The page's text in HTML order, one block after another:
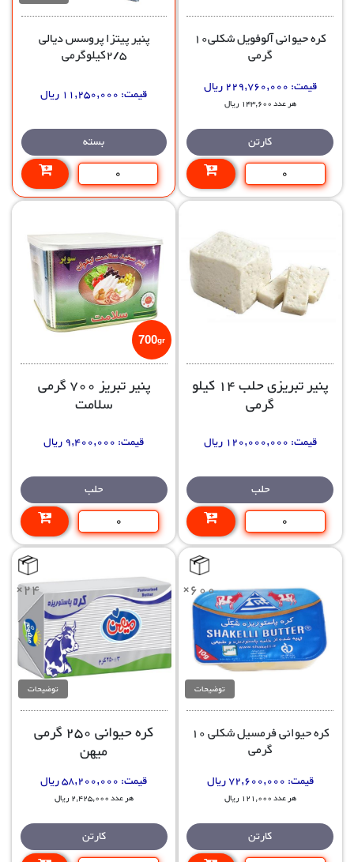
کره حیوانی آلوفویل شکلی10
گرمی
قیمت:
هر عدد 143,600 ریال
کارتن
پنیر پیتزا پروسس دیالی
2/5کیلوگرمی
قیمت:
بسته
پنیر تبریزی حلب 14 کیلو
گرمی
قیمت:
حلب
700gr
پنیر تبریز 700 گرمی
سلامت
قیمت:
حلب
×600
توضیحات
کره حیوانی فرمسیل شکلی 10
گرمی
قیمت:
هر عدد 121,000 ریال
کارتن
×24
توضیحات
کره حیوانی 250 گرمی
میهن
قیمت:
هر عدد 2,425,000 ریال
کارتن